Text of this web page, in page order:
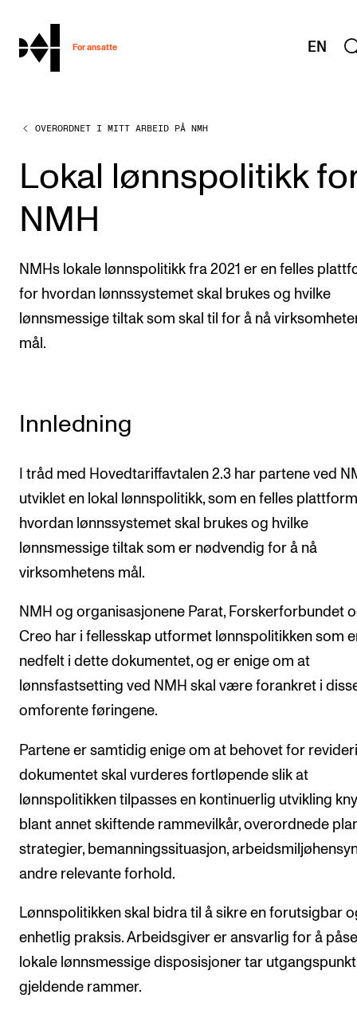
hjem
For ansatte EN
MITT ARBEIDSFORHOLD
Arbeidstid og lønn
Reiser og utveksling
Kompetanse og velferd
Helse, miljø og sikkerhet
Refusjon av utlegg
IT og digitale tjenester
Innkjøp og økonomi
Kommunikasjon
UNDERVISNING OG STUDENTSTØTTE
Utvikling av studieplaner og kurs
Studentenes psykososiale læringsmiljø
Søknad og opptak
FORSKNING OG UTVIKLINGSARBEID
Om FoU på NMH
Livet rundt FoU
For ph.d.-programmet i kunstnerisk utviklingsarbeid
For ph.d.-programmet i musikkforskning
Forskningsetikk
OVERORDNET I MITT ARBEID PÅ NMH
Lokal lønnspolitikk
NMH
NMHs lokale lønnspolitikk fra 2021 er en felles
for hvordan lønnssystemet skal brukes og hvilke
lønnsmessige tiltak som skal til for å nå
mål.
Innledning
I tråd med Hovedtariffavtalen 2.3 har partene ved
utviklet en lokal lønnspolitikk, som en felles
hvordan lønnssystemet skal brukes og hvilke
lønnsmessige tiltak som er nødvendig for å nå
virksomhetens mål.
NMH og organisasjonene Parat, Forskerforbundet
Creo har i fellesskap utformet lønnspolitikken som
nedfelt i dette dokumentet, og er enige om at
lønnsfastsetting ved NMH skal være forankret i
omforente føringene.
Partene er samtidig enige om at behovet for
dokumentet skal vurderes fortløpende slik at
lønnspolitikken tilpasses en kontinuerlig utvikling
blant annet skiftende rammevilkår, overordnede
strategier, bemanningssituasjon,
andre relevante forhold.
Lønnspolitikken skal bidra til å sikre en forutsigbar
enhetlig praksis. Arbeidsgiver er ansvarlig for å
lokale lønnsmessige disposisjoner tar
gjeldende rammer.